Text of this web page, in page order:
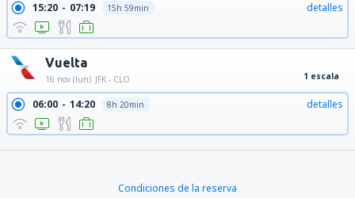
15:20 07:19 15h 59min detalles
Vuelta
16 nov (lun) JFK - CLO 1 escala
06:00 14:20 8h 20min detalles
Condiciones de la reserva